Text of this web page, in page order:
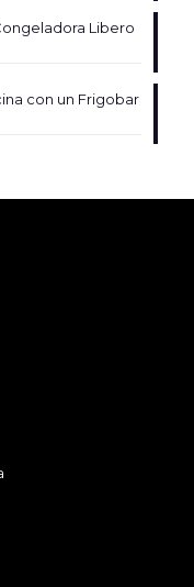
Libero
con un Frigobar